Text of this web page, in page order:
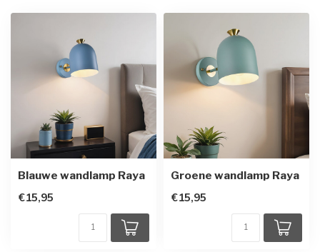
Blauwe wandlamp Raya
€15,95
Groene wandlamp Raya
€15,95